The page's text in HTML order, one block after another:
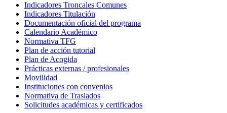
Indicadores Troncales Comunes
Indicadores Titulación
Documentación oficial del programa
Calendario Académico
Normativa TFG
Plan de acción tutorial
Plan de Acogida
Prácticas externas / profesionales
Movilidad
Instituciones con convenios
Normativa de Traslados
Solicitudes académicas y certificados